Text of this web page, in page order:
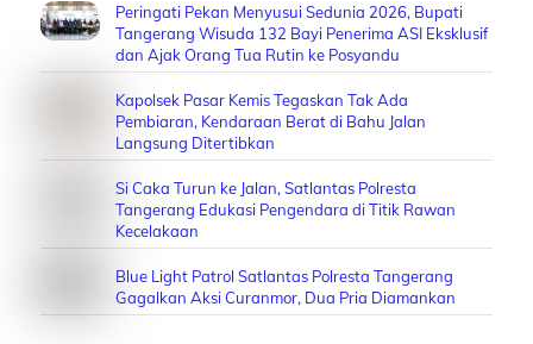
Peringati Pekan Menyusui Sedunia 2026, Bupati
Tangerang Wisuda 132 Bayi Penerima ASI Eksklusif
dan Ajak Orang Tua Rutin ke Posyandu
Kapolsek Pasar Kemis Tegaskan Tak Ada
Pembiaran, Kendaraan Berat di Bahu Jalan
Langsung Ditertibkan
Si Caka Turun ke Jalan, Satlantas Polresta
Tangerang Edukasi Pengendara di Titik Rawan
Kecelakaan
Blue Light Patrol Satlantas Polresta Tangerang
Gagalkan Aksi Curanmor, Dua Pria Diamankan